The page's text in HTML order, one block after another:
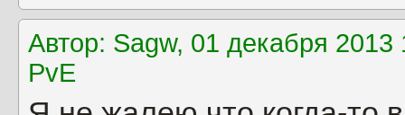
Автор: Sagw, 01 декабря
PvE